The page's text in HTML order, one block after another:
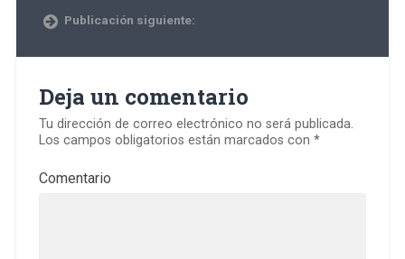
Publicación siguiente:
Deja un comentario
Tu dirección de correo electrónico no será publicada.
Los campos obligatorios están marcados con *
Comentario